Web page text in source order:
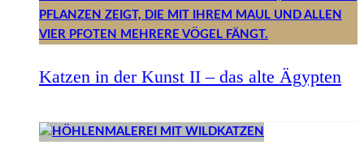
Katzen in der Kunst II – das alte Ägypten